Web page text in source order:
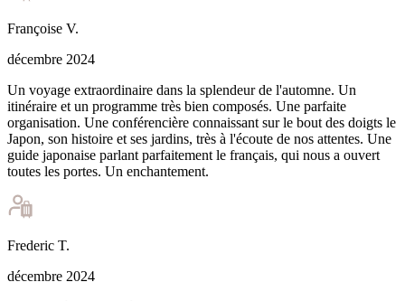
Françoise V.
décembre 2024
Un voyage extraordinaire dans la splendeur de l'automne. Un
itinéraire et un programme très bien composés. Une parfaite
organisation. Une conférencière connaissant sur le bout des doigts le
Japon, son histoire et ses jardins, très à l'écoute de nos attentes. Une
guide japonaise parlant parfaitement le français, qui nous a ouvert
toutes les portes. Un enchantement.
Frederic T.
décembre 2024